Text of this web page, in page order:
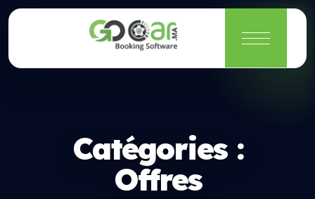
Catégories :
Offres